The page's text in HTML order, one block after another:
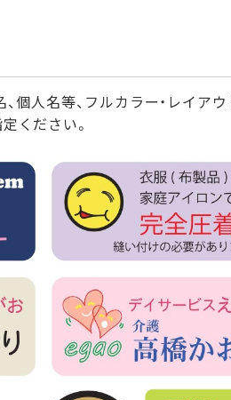
、個人名等、フルカラー・レイア
ください。